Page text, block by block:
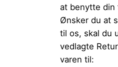
at benytte
Ønsker du at
til os, skal du
vedlagte
varen til: